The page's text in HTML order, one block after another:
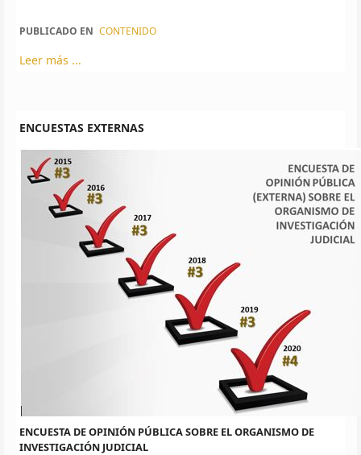
PUBLICADO EN CONTENIDO
Leer más ...
ENCUESTAS EXTERNAS
ENCUESTA DE OPINIÓN PÚBLICA SOBRE EL ORGANISMO DE
INVESTIGACIÓN JUDICIAL